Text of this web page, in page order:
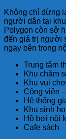
Không chỉ dừng
người dân tại
Polygon còn sở
đến giá trị người
ngay bên trong
Trung tâm
Khu chăm
Khu vui
Công viên
Hệ thống
Khu sinh
Hồ bơi nội
Cafe sách